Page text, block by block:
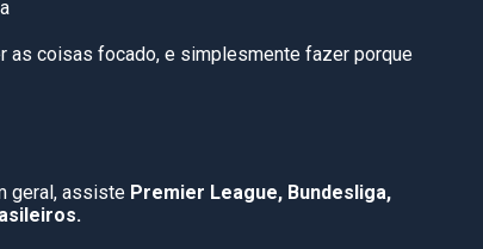
as coisas focado, e simplesmente fazer porque
geral, assiste Premier League, Bundesliga,